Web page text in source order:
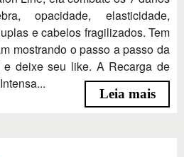
opacidade, elasticidade,
e cabelos fragilizados. Tem
mostrando o passo a passo da
deixe seu like. A Recarga de
Leia mais